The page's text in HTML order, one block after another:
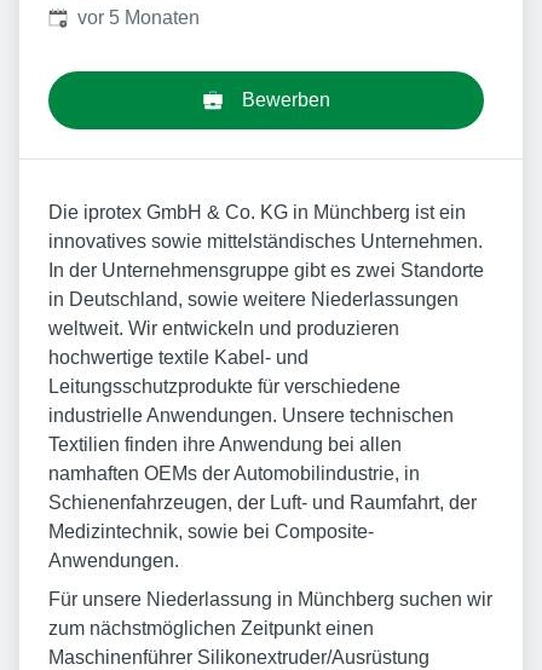
Veröffentlicht:
vor 5 Monaten
Bewerben
Die iprotex GmbH & Co. KG in Münchberg ist ein
innovatives sowie mittelständisches Unternehmen.
In der Unternehmensgruppe gibt es zwei Standorte
in Deutschland, sowie weitere Niederlassungen
weltweit. Wir entwickeln und produzieren
hochwertige textile Kabel- und
Leitungsschutzprodukte für verschiedene
industrielle Anwendungen. Unsere technischen
Textilien finden ihre Anwendung bei allen
namhaften OEMs der Automobilindustrie, in
Schienenfahrzeugen, der Luft- und Raumfahrt, der
Medizintechnik, sowie bei Composite-
Anwendungen.
Für unsere Niederlassung in Münchberg suchen wir
zum nächstmöglichen Zeitpunkt einen
Maschinenführer Silikonextruder/Ausrüstung